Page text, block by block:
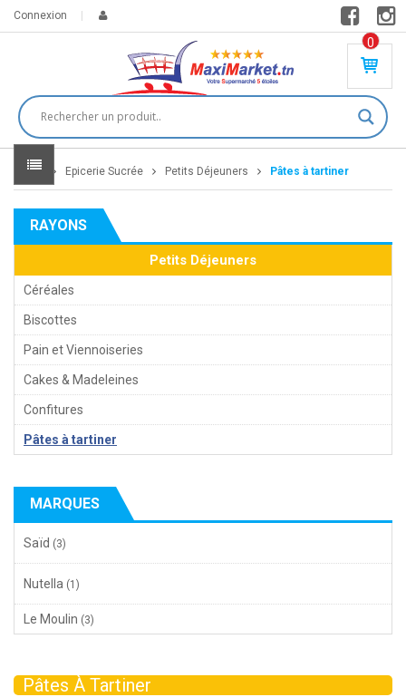
Connexion
0
PR
DU
IT(
S)
DT
Home Epicerie Sucrée Petits Déjeuners Pâtes à tartiner
RAYONS
Petits Déjeuners
Céréales
Biscottes
Pain et Viennoiseries
Cakes & Madeleines
Confitures
Pâtes à tartiner
MARQUES
Saïd (3)
Nutella (1)
Le Moulin (3)
Pâtes À Tartiner